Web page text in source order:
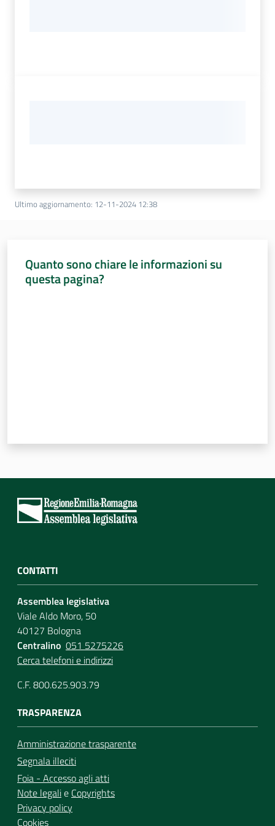
Ultimo aggiornamento: 12-11-2024 12:38
Quanto sono chiare le informazioni su
questa pagina?
CONTATTI
Assemblea legislativa
Viale Aldo Moro, 50
40127 Bologna
Centralino 051 5275226
Cerca telefoni e indirizzi
C.F. 800.625.903.79
TRASPARENZA
Amministrazione trasparente
Segnala illeciti
Foia - Accesso agli atti
Note legalie Copyrights
Privacy policy
Cookies